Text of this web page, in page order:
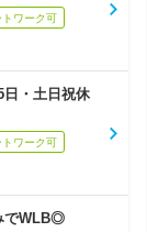
トワーク可
日・土日祝休
トワーク可
でWLB◎